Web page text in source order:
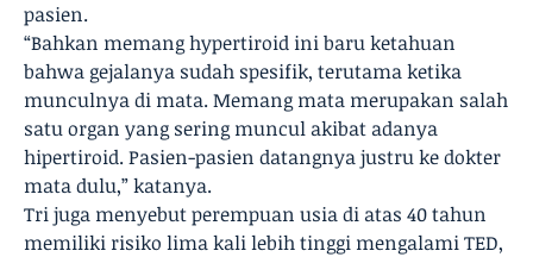
pasien.
“Bahkan memang hypertiroid ini baru ketahuan
bahwa gejalanya sudah spesifik, terutama ketika
munculnya di mata. Memang mata merupakan salah
satu organ yang sering muncul akibat adanya
hipertiroid. Pasien-pasien datangnya justru ke dokter
mata dulu,” katanya.
Tri juga menyebut perempuan usia di atas 40 tahun
memiliki risiko lima kali lebih tinggi mengalami TED,